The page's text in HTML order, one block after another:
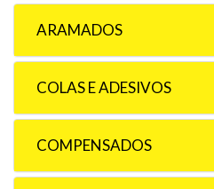
ARAMADOS
COLAS E ADESIVOS
COMPENSADOS